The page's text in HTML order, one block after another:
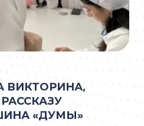
ВИКТОРИНА,
«ДУМЫ»